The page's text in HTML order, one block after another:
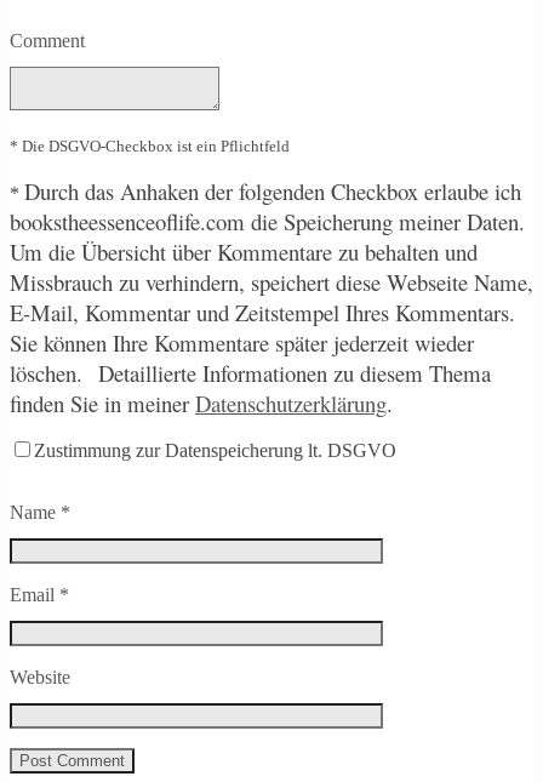
Comment
* Die DSGVO-Checkbox ist ein Pflichtfeld
* Durch das Anhaken der folgenden Checkbox erlaube ich
bookstheessenceoflife.com die Speicherung meiner Daten.
Um die Übersicht über Kommentare zu behalten und
Missbrauch zu verhindern, speichert diese Webseite Name,
E-Mail, Kommentar und Zeitstempel Ihres Kommentars.
Sie können Ihre Kommentare später jederzeit wieder
löschen. Detaillierte Informationen zu diesem Thema
finden Sie in meiner Datenschutzerklärung.
Zustimmung zur Datenspeicherung lt. DSGVO
Name *
Email *
Website